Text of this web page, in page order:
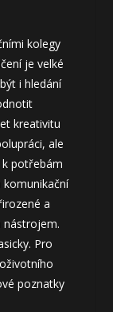
kolegy
je velké
i hledání
kreativitu
ale
k potřebám
a
nástrojem.
Pro
poznatky